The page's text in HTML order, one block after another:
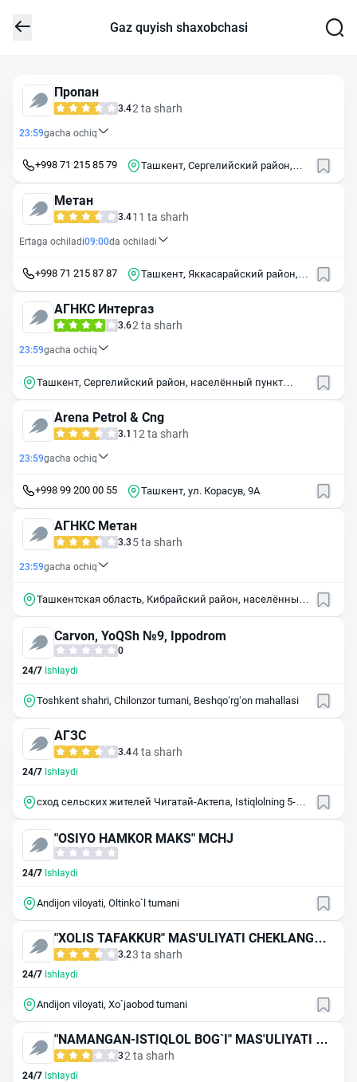
Gaz quyish shaxobchasi
Пропан
3.42 ta sharh
23:59gacha ochiq
+998 71 215 85 79
Ташкент, Сергелийский район,
Метан
3.411 ta sharh
Ertaga ochiladi09:00da ochiladi
+998 71 215 87 87
Ташкент, Яккасарайский район,
АГНКС Интергаз
3.62 ta sharh
23:59gacha ochiq
Ташкент, Сергелийский район, населённый пункт
Arena Petrol & Cng
3.1 12 ta sharh
23:59gacha ochiq
+998 99 200 00 55 Ташкент, ул. Корасув, 9А
АГНКС Метан
3.3 5 ta sharh
23:59gacha ochiq
Ташкентская область, Кибрайский район, населённый
Carvon, YoQSh №9, Ippodrom
0
24/7 Ishlaydi
Toshkent shahri, Chilonzor tumani, Beshqo‘rg‘on mahallasi
АГЗС
3.44 ta sharh
24/7 Ishlaydi
сход сельских жителей Чигатай-Актепа, Istiqlolning 5-
"OSIYO HAMKOR MAKS" MCHJ
24/7 Ishlaydi
Andijon viloyati, Oltinko`l tumani
"XOLIS TAFAKKUR" MAS'ULIYATI CHEKLANGAN
JAMIYAT
3.23 ta sharh
24/7 Ishlaydi
Andijon viloyati, Xo`jaobod tumani
"NAMANGAN-ISTIQLOL BOG`I" MAS'ULIYATI CH
EKLANGAN JAMIYAT (АСФОНА-54)
32 ta sharh
24/7 Ishlaydi